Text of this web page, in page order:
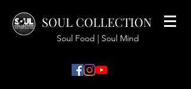
SOUL COLLECTION
Soul Food | Soul Mind